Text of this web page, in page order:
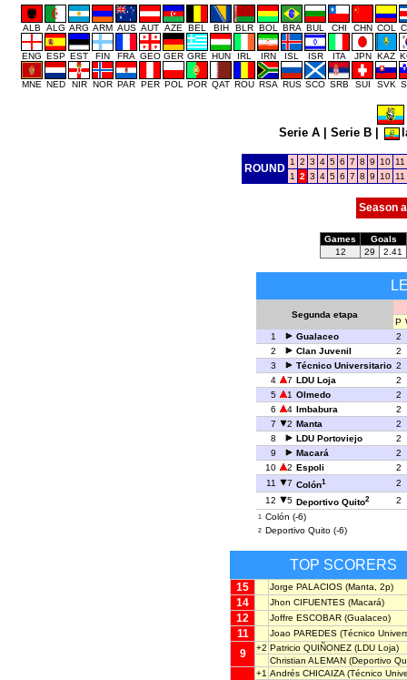
ALB ALG ARG ARM AUS AUT AZE BEL BIH BLR BOL BRA BUL CHI CHN COL
ENG ESP EST FIN FRA GEO GER GRE HUN IRL IRN ISL ISR ITA JPN KAZ
MNE NED NIR NOR PAR PER POL POR QAT ROU RSA RUS SCO SRB SUI SVK
Serie A| Serie B|
ROUND
1 2 3 4 5 6 7 8 9 10 11
1
2 3 4 5 6 7 8 9 10 11
Season
Games
Goals
12
29 2.41
Segunda etapa
P
1
Gualaceo
2
2
Clan Juvenil
2
3
Técnico Universitario 2
4
7 LDU Loja
2
5
1 Olmedo
2
6
4 Imbabura
2
7
2 Manta
2
8
LDU Portoviejo
2
9
Macará
2
10
2 Espoli
2
11
7 Colón1
2
12
5 Deportivo Quito2 2
1 Colón (-6)
2 Deportivo Quito (-6)
TOP SCORERS
15 Jorge PALACIOS (Manta, 2p)
14 Jhon CIFUENTES (Macará)
12 Joffre ESCOBAR (Gualaceo)
11 Joao PAREDES (Técnico
9 +2 Patricio QUIÑONEZ (LDU Loja)
Christian ALEMAN (Deportivo
+1 Andrés CHICAIZA (Técnico